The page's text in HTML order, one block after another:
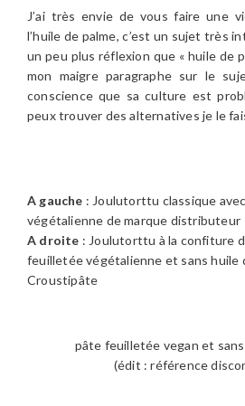
J’ai très envie de vous faire une
l’huile de palme, c’est un sujet très
un peu plus réflexion que « huile de
mon maigre paragraphe sur le
conscience que sa culture est
peux trouver des alternatives je le
A gauche : Joulutorttu classique
végétalienne de marque distributeur
A droite : Joulutorttu à la confiture
feuilletée végétalienne et sans huile
Croustipâte
pâte feuilletée vegan et
(édit : référence